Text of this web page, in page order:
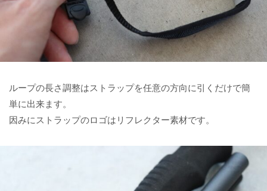
ループの長さ調整はストラップを任意の方向に引くだけで簡
単に出来ます。
因みにストラップのロゴはリフレクター素材です。